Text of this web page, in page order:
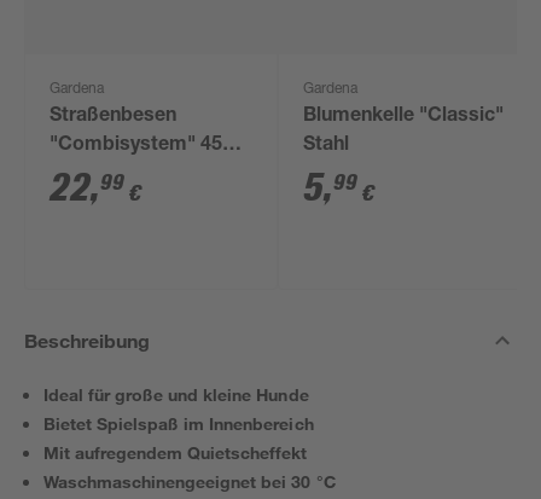
Gardena
Straßenbesen
"Combisystem" 45
cm
22,99 €
Gardena
Blumenkelle "Classic"
Stahl
5,99 €
Beschreibung
Ideal für große und kleine Hunde
Bietet Spielspaß im Innenbereich
Mit aufregendem Quietscheffekt
Waschmaschinengeeignet bei 30 °C